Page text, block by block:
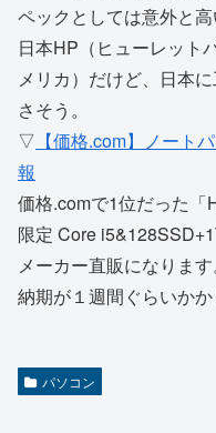
ペックとしては意外と高
日本HP（ヒューレット
メリカ）だけど、日本
さそう。
▽ 【価格.com】ノート
報
価格.comで1位だった
限定 Core
メーカー直販になりま
納期が１週間ぐらいかか
パソコン